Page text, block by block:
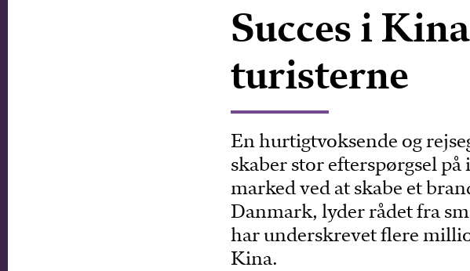
Succes i
turisterne
En hurtigtvoksende og
skaber stor efterspørgsel
marked ved at skabe et
Danmark, lyder rådet fra
har underskrevet flere
Kina.